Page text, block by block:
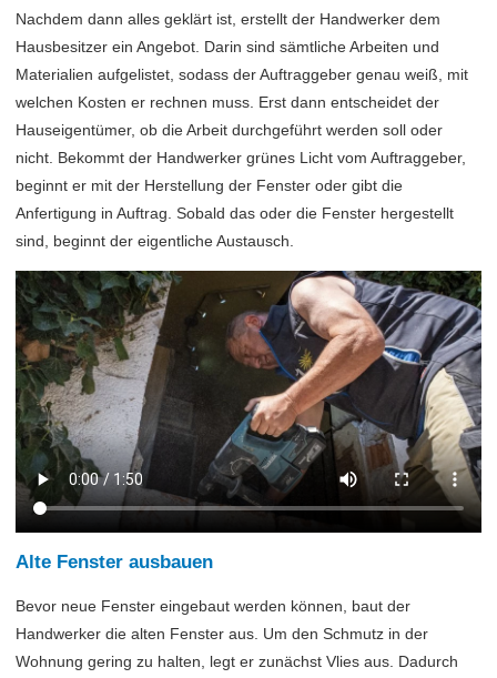
Nachdem dann alles geklärt ist, erstellt der Handwerker dem
Hausbesitzer ein Angebot. Darin sind sämtliche Arbeiten und
Materialien aufgelistet, sodass der Auftraggeber genau weiß, mit
welchen Kosten er rechnen muss. Erst dann entscheidet der
Hauseigentümer, ob die Arbeit durchgeführt werden soll oder
nicht. Bekommt der Handwerker grünes Licht vom Auftraggeber,
beginnt er mit der Herstellung der Fenster oder gibt die
Anfertigung in Auftrag. Sobald das oder die Fenster hergestellt
sind, beginnt der eigentliche Austausch.
Alte Fenster ausbauen
Bevor neue Fenster eingebaut werden können, baut der
Handwerker die alten Fenster aus. Um den Schmutz in der
Wohnung gering zu halten, legt er zunächst Vlies aus. Dadurch